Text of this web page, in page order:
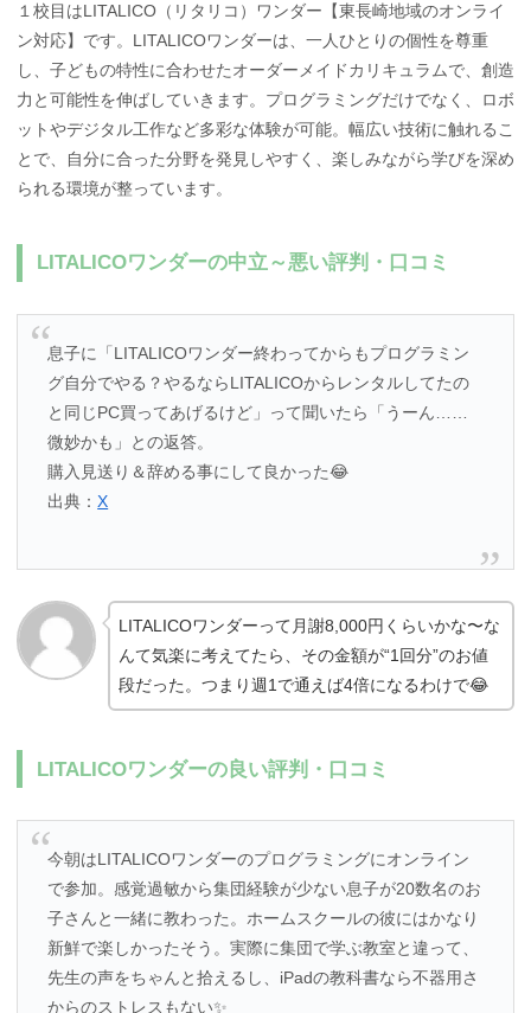
１校目はLITALICO（リタリコ）ワンダー【東長崎地域のオンライ
ン対応】です。LITALICOワンダーは、一人ひとりの個性を尊重
し、子どもの特性に合わせたオーダーメイドカリキュラムで、創造
力と可能性を伸ばしていきます。プログラミングだけでなく、ロボ
ットやデジタル工作など多彩な体験が可能。幅広い技術に触れるこ
とで、自分に合った分野を発見しやすく、楽しみながら学びを深め
られる環境が整っています。
LITALICOワンダーの中立～悪い評判・口コミ
息子に「LITALICOワンダー終わってからもプログラミン
グ自分でやる？やるならLITALICOからレンタルしてたの
と同じPC買ってあげるけど」って聞いたら「うーん……
微妙かも」との返答。
購入見送り＆辞める事にして良かった😂
出典：X
LITALICOワンダーって月謝8,000円くらいかな〜な
んて気楽に考えてたら、その金額が“1回分”のお値
段だった。つまり週1で通えば4倍になるわけで😂
LITALICOワンダーの良い評判・口コミ
今朝はLITALICOワンダーのプログラミングにオンライン
で参加。感覚過敏から集団経験が少ない息子が20数名のお
子さんと一緒に教わった。ホームスクールの彼にはかなり
新鮮で楽しかったそう。実際に集団で学ぶ教室と違って、
先生の声をちゃんと拾えるし、iPadの教科書なら不器用さ
からのストレスもない✨